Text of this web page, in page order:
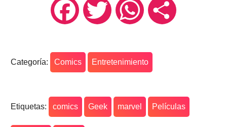
FacebookTwitter WhatsAppCompartir
Categoría: Comics Entretenimiento
Etiquetas: comics Geek marvel Películas